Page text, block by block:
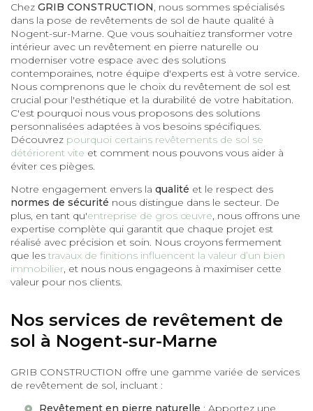
Chez GRIB CONSTRUCTION, nous sommes spécialisés
dans la pose de revêtements de sol de haute qualité à
Nogent-sur-Marne. Que vous souhaitiez transformer votre
intérieur avec un revêtement en pierre naturelle ou
moderniser votre espace avec des solutions
contemporaines, notre équipe d'experts est à votre service.
Nous comprenons que le choix du revêtement de sol est
crucial pour l'esthétique et la durabilité de votre habitation.
C'est pourquoi nous vous proposons des solutions
personnalisées adaptées à vos besoins spécifiques.
Découvrez pourquoi certains revêtements de sol se
détériorent vite et comment nous pouvons vous aider à
éviter ces pièges.
Notre engagement envers la qualité et le respect des
normes de sécurité nous distingue dans le secteur. De
plus, en tant qu'entreprise de gros œuvre, nous offrons une
expertise complète qui garantit que chaque projet est
réalisé avec précision et soin. Nous croyons fermement
que les travaux de finitions influencent la valeur d’un bien
immobilier, et nous nous engageons à maximiser cette
valeur pour nos clients.
Nos services de revêtement de
sol à Nogent-sur-Marne
GRIB CONSTRUCTION offre une gamme variée de services
de revêtement de sol, incluant :
Revêtement en pierre naturelle : Apportez une